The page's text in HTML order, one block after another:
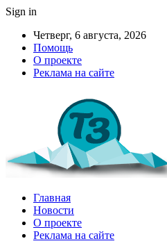
Sign in
Четверг, 6 августа, 2026
Помощь
О проекте
Реклама на сайте
Главная
Новости
О проекте
Реклама на сайте